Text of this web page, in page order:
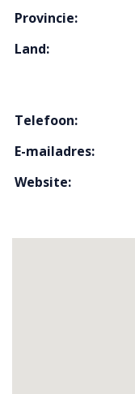
Provincie:
Land:
Telefoon:
E-mailadres:
Website: